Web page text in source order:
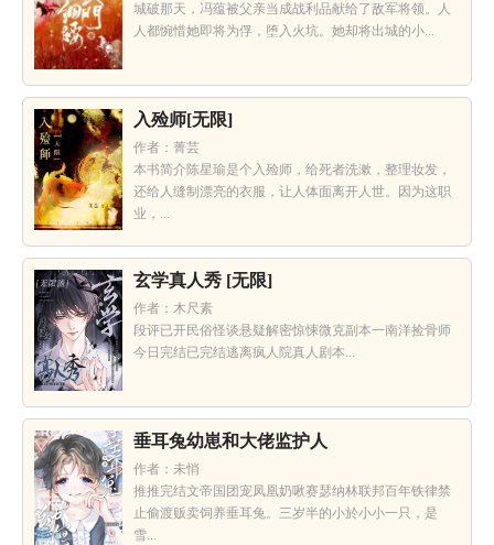
城破那天，冯蕴被父亲当成战利品献给了敌军将领。人
人都惋惜她即将为俘，堕入火坑。她却将出城的小...
入殓师[无限]
作者：菁芸
本书简介陈星瑜是个入殓师，给死者洗漱，整理妆发，
还给人缝制漂亮的衣服，让人体面离开人世。因为这职
业，...
玄学真人秀 [无限]
作者：木尺素
段评已开民俗怪谈悬疑解密惊悚微克副本一南洋捡骨师
今日完结已完结逃离疯人院真人剧本...
垂耳兔幼崽和大佬监护人
作者：未悄
推推完结文帝国团宠凤凰奶啾赛瑟纳林联邦百年铁律禁
止偷渡贩卖饲养垂耳兔。三岁半的小於小小一只，是
雪...